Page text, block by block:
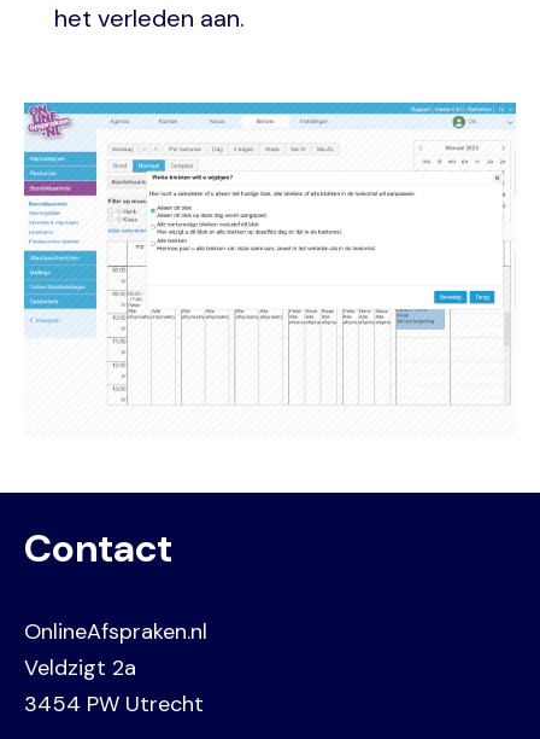
het verleden aan.
Image
Contact
OnlineAfspraken.nl
Veldzigt 2a
3454 PW Utrecht